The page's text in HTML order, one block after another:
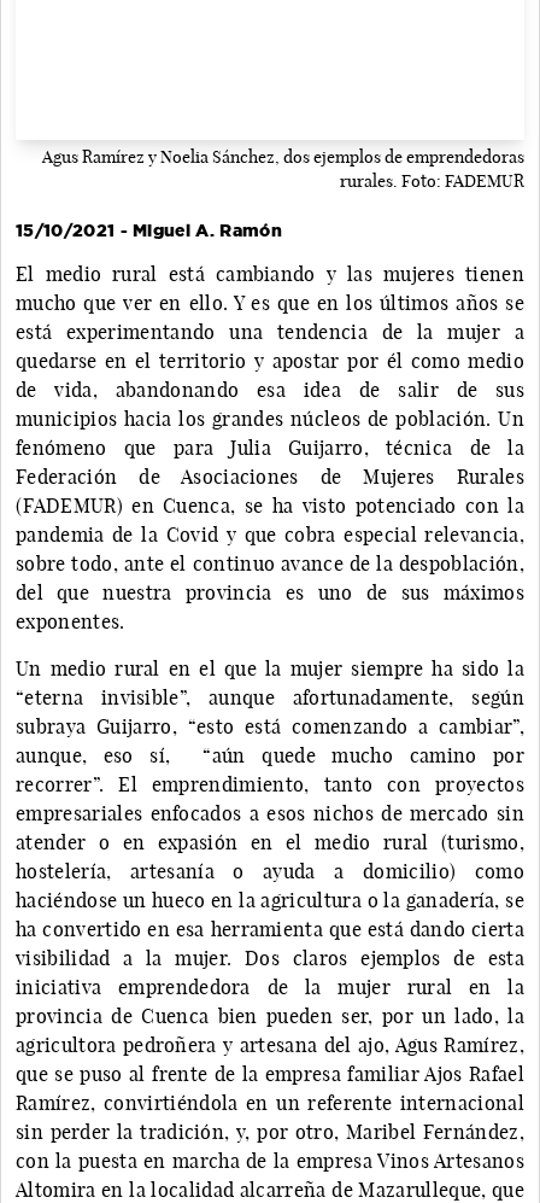
Agus Ramírez y Noelia Sánchez, dos ejemplos de emprendedoras
rurales. Foto: FADEMUR
15/10/2021 - Miguel A. Ramón
El medio rural está cambiando y las mujeres tienen
mucho que ver en ello. Y es que en los últimos años se
está experimentando una tendencia de la mujer a
quedarse en el territorio y apostar por él como medio
de vida, abandonando esa idea de salir de sus
municipios hacia los grandes núcleos de población. Un
fenómeno que para Julia Guijarro, técnica de la
Federación de Asociaciones de Mujeres Rurales
(FADEMUR) en Cuenca, se ha visto potenciado con la
pandemia de la Covid y que cobra especial relevancia,
sobre todo, ante el continuo avance de la despoblación,
del que nuestra provincia es uno de sus máximos
exponentes.
Un medio rural en el que la mujer siempre ha sido la
“eterna invisible”, aunque afortunadamente, según
subraya Guijarro, “esto está comenzando a cambiar”,
aunque, eso sí, “aún quede mucho camino por
recorrer”. El emprendimiento, tanto con proyectos
empresariales enfocados a esos nichos de mercado sin
atender o en expasión en el medio rural (turismo,
hostelería, artesanía o ayuda a domicilio) como
haciéndose un hueco en la agricultura o la ganadería, se
ha convertido en esa herramienta que está dando cierta
visibilidad a la mujer. Dos claros ejemplos de esta
iniciativa emprendedora de la mujer rural en la
provincia de Cuenca bien pueden ser, por un lado, la
agricultora pedroñera y artesana del ajo, Agus Ramírez,
que se puso al frente de la empresa familiar Ajos Rafael
Ramírez, convirtiéndola en un referente internacional
sin perder la tradición, y, por otro, Maribel Fernández,
con la puesta en marcha de la empresa Vinos Artesanos
Altomira en la localidad alcarreña de Mazarulleque, que